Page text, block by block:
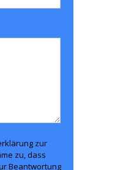
zur
zu, dass
Beantwortung